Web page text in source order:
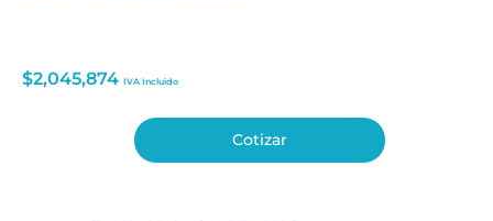
$2,045,874 IVA Incluido
Cotizar